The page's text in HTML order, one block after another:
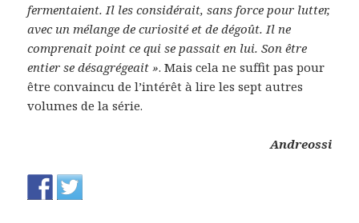
fermentaient. Il les considérait, sans force pour lutter,
avec un mélange de curiosité et de dégoût. Il ne
comprenait point ce qui se passait en lui. Son être
entier se désagrégeait ». Mais cela ne suffit pas pour
être convaincu de l’intérêt à lire les sept autres
volumes de la série.
Andreossi